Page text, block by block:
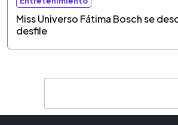
Miss Universo Fátima Bosch se
desfile